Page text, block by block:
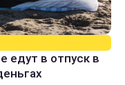
едут в отпуск в